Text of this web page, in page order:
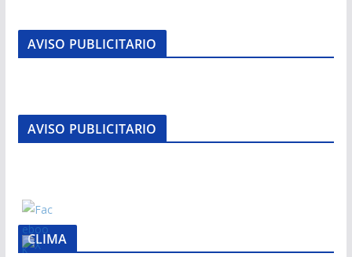
AVISO PUBLICITARIO
AVISO PUBLICITARIO
CLIMA